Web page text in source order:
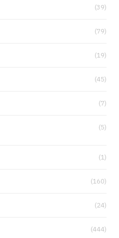
(39)
(79)
(19)
(45)
(7)
(5)
(1)
(160)
(24)
(444)